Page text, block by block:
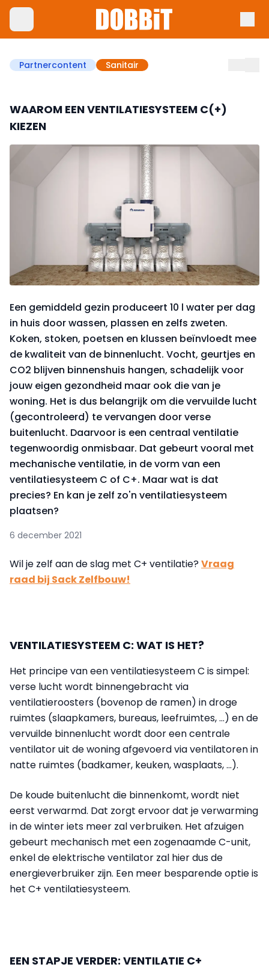
Partnercontent Sanitair
WAAROM EEN VENTILATIESYSTEEM C(+)
KIEZEN
Een gemiddeld gezin produceert 10 l water per dag
in huis door wassen, plassen en zelfs zweten.
Koken, stoken, poetsen en klussen beïnvloedt mee
de kwaliteit van de binnenlucht. Vocht, geurtjes en
CO2 blijven binnenshuis hangen, schadelijk voor
jouw eigen gezondheid maar ook die van je
woning. Het is dus belangrijk om die vervuilde lucht
(gecontroleerd) te vervangen door verse
buitenlucht. Daarvoor is een centraal ventilatie
tegenwoordig onmisbaar. Dat gebeurt vooral met
mechanische ventilatie, in de vorm van een
ventilatiesysteem C of C+. Maar wat is dat
precies? En kan je zelf zo'n ventilatiesysteem
plaatsen?
6 december 2021
Wil je zelf aan de slag met C+ ventilatie?Vraag
raad bij Sack Zelfbouw!
VENTILATIESYSTEEM C: WAT IS HET?
Het principe van een ventilatiesysteem C is simpel:
verse lucht wordt binnengebracht via
ventilatieroosters (bovenop de ramen) in droge
ruimtes (slaapkamers, bureaus, leefruimtes, …) en de
vervuilde binnenlucht wordt door een centrale
ventilator uit de woning afgevoerd via ventilatoren in
natte ruimtes (badkamer, keuken, wasplaats, ...).
De koude buitenlucht die binnenkomt, wordt niet
eerst verwarmd. Dat zorgt ervoor dat je verwarming
in de winter iets meer zal verbruiken. Het afzuigen
gebeurt mechanisch met een zogenaamde C-unit,
enkel de elektrische ventilator zal hier dus de
energieverbruiker zijn. Een meer besparende optie is
het C+ ventilatiesysteem.
EEN STAPJE VERDER: VENTILATIE C+